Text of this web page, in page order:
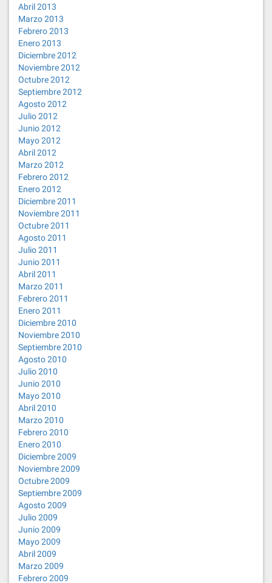
Abril 2013
Marzo 2013
Febrero 2013
Enero 2013
Diciembre 2012
Noviembre 2012
Octubre 2012
Septiembre 2012
Agosto 2012
Julio 2012
Junio 2012
Mayo 2012
Abril 2012
Marzo 2012
Febrero 2012
Enero 2012
Diciembre 2011
Noviembre 2011
Octubre 2011
Agosto 2011
Julio 2011
Junio 2011
Abril 2011
Marzo 2011
Febrero 2011
Enero 2011
Diciembre 2010
Noviembre 2010
Septiembre 2010
Agosto 2010
Julio 2010
Junio 2010
Mayo 2010
Abril 2010
Marzo 2010
Febrero 2010
Enero 2010
Diciembre 2009
Noviembre 2009
Octubre 2009
Septiembre 2009
Agosto 2009
Julio 2009
Junio 2009
Mayo 2009
Abril 2009
Marzo 2009
Febrero 2009